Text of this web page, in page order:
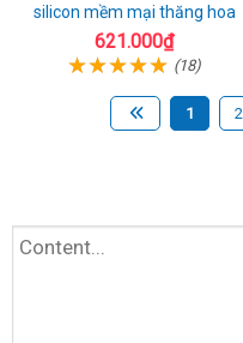
silicon mềm mại thăng hoa
621.000₫
(18)
1 2